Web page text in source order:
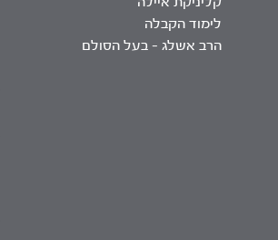
לימוד הקבלה
הרב אשלג – בעל הסולם